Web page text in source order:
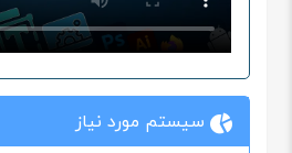
سیستم مورد نیاز